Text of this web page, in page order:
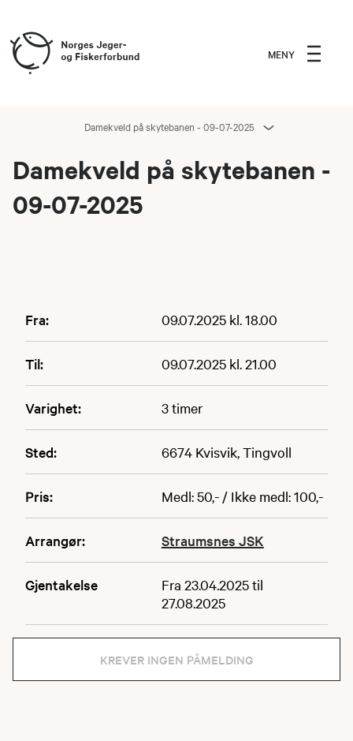
MENY
Damekveld på skytebanen - 09-07-2025
Damekveld på skytebanen -
09-07-2025
Fra: 09.07.2025 kl. 18.00
Til: 09.07.2025 kl. 21.00
Varighet: 3 timer
Sted: 6674 Kvisvik, Tingvoll
Pris: Medl: 50,- / Ikke medl: 100,-
Arrangør: Straumsnes JSK
Gjentakelse
Fra 23.04.2025 til
27.08.2025
KREVER INGEN PÅMELDING